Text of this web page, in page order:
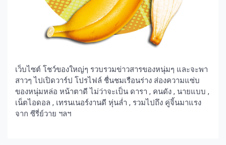
เว็บไซต์ โชว์ของใหญ่ๆ รวบรวมข่าวสารของหนุ่มๆ และจะพา
สาวๆ ไปเปิดวาร์ป โปรไฟล์ ชื่นชมเรือนร่าง ส่องความแซ่บ
ของหนุ่มหล่อ หน้าตาดี ไม่ว่าจะเป็น ดารา , คนดัง , นายแบบ ,
เน็ตไอดอล , เทรนเนอร์งานดี หุ่นล่ำ , รวมไปถึง คู่จิ้นมาแรง
จาก ซีรี่ย์วาย ฯลฯ